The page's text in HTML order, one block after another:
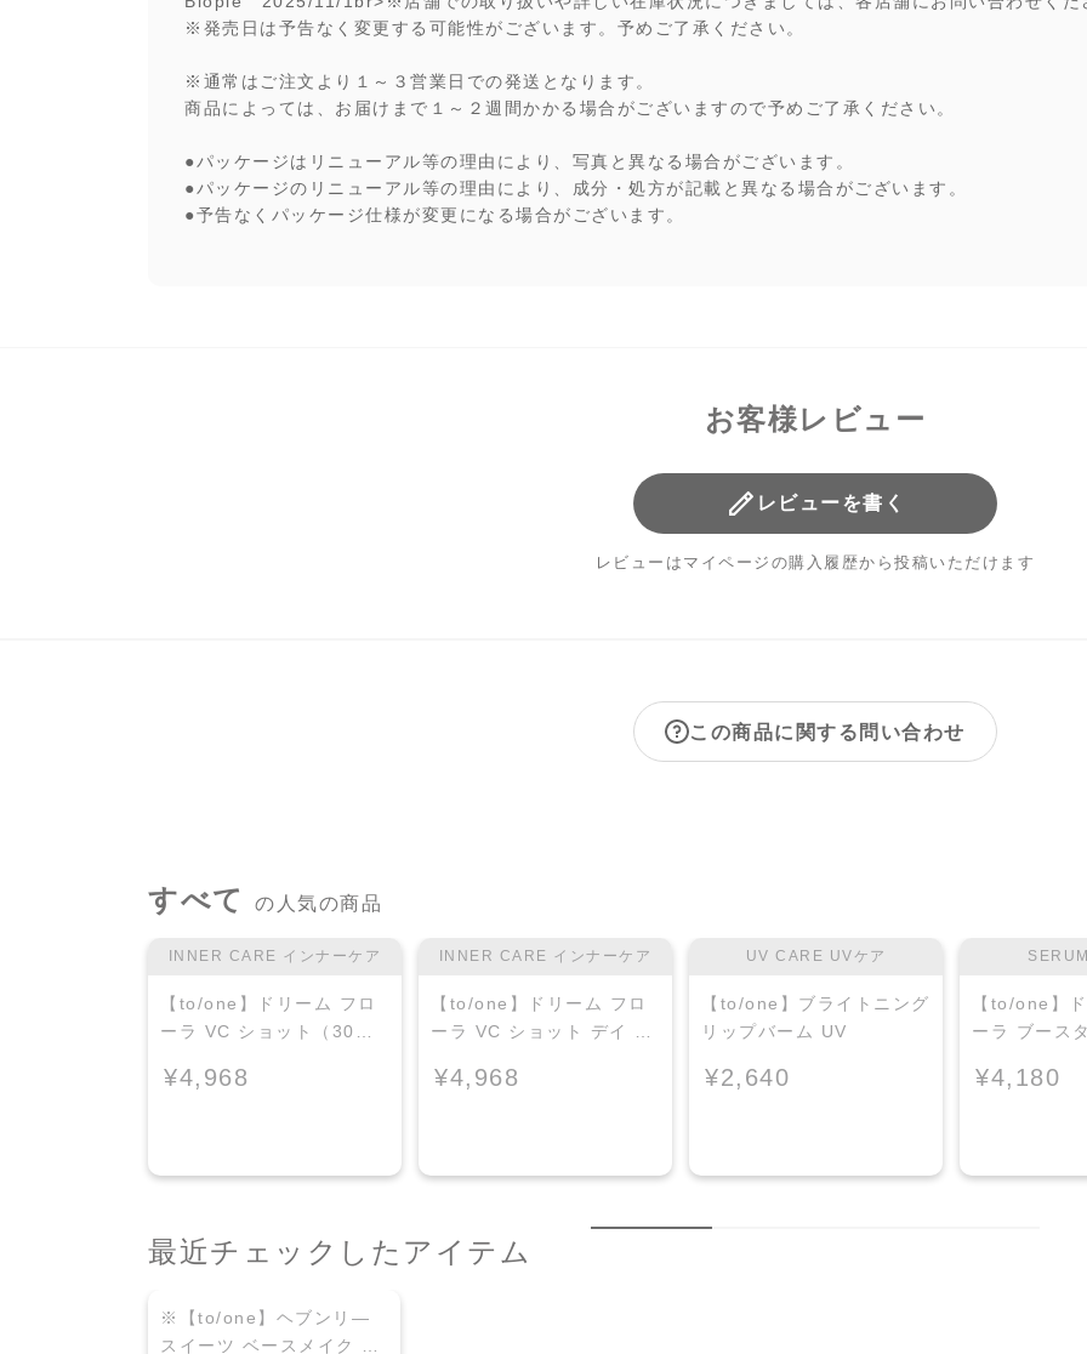
※発売日は予告なく変更する可能性がございます。予めご了承ください。
※通常はご注文より１～３営業日での発送となります。
商品によっては、お届けまで１～２週間かかる場合がございますので予めご了承ください。
●パッケージはリニューアル等の理由により、写真と異なる場合がございます。
●パッケージのリニューアル等の理由により、成分・処方が記載と異なる場合がございます。
●予告なくパッケージ仕様が変更になる場合がございます。
お客様レビュー
レビューを書く
レビューはマイページの購入履歴から投稿いただけます
この商品に関する問い合わせ
すべて の人気の商品
INNER CARE インナーケア
【to/one】ドリーム フロ
ーラ VC ショット（30
¥4,968
INNER CARE インナーケア
【to/one】ドリーム フロ
ーラ VC ショット デイ ブ
定品＞
¥4,968
UV CARE UVケア
【to/one】ブライトニング
リップバーム UV
¥2,640
【to/one】
ーラ ブース
¥4,180
最近チェックしたアイテム
※【to/one】ヘブンリ―
スイーツ ベースメイク ボ